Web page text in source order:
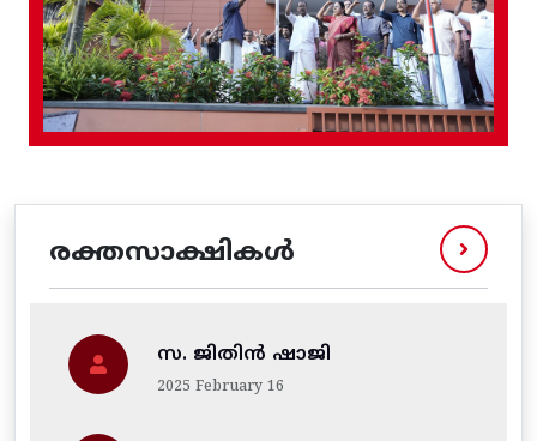
രക്തസാക്ഷികൾ
സ. ജിതിന്‍ ഷാജി
2025 February 16